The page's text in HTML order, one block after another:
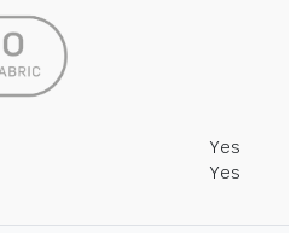
Yes
Yes